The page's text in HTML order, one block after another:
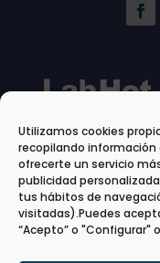
Utilizamos cookies
recopilando
ofrecerte un servicio
publicidad
tus hábitos de
visitadas).Puedes
“Acepto” o "Configurar"